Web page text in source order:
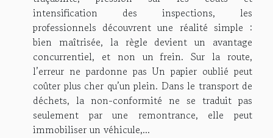
intensification des inspections, les
professionnels découvrent une réalité simple :
bien maîtrisée, la règle devient un avantage
concurrentiel, et non un frein. Sur la route,
l’erreur ne pardonne pas Un papier oublié peut
coûter plus cher qu’un plein. Dans le transport de
déchets, la non-conformité ne se traduit pas
seulement par une remontrance, elle peut
immobiliser un véhicule,...